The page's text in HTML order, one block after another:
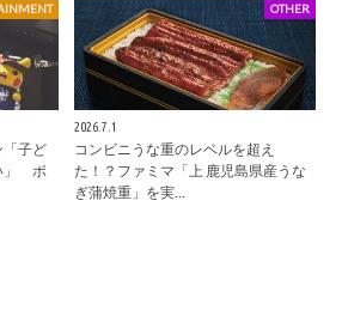
「子ど
」 ポ
OTHER
2026.7.1
コンビニうな重のレベルを超え
た！？ファミマ「上 鹿児島県産うな
ぎ蒲焼重」を実…